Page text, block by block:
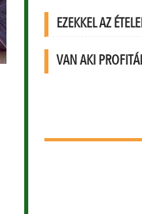
EZEKKEL AZ
VAN AKI